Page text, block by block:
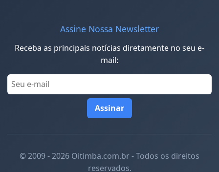
Assine Nossa Newsletter
Receba as principais notícias diretamente no seu e-
mail:
Assinar
© 2009 - 2026 Oitimba.com.br - Todos os direitos
reservados.